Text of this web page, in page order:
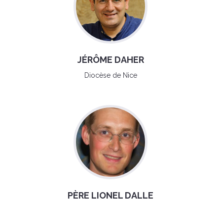
JÉRÔME DAHER
Diocèse de Nice
PÈRE LIONEL DALLE